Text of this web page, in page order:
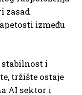
zasad
između
i
tržište ostaje
AI sektor i